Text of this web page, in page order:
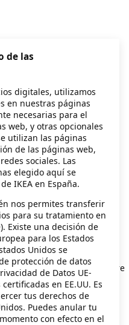
has occurred
the browser console for more
.
de las
digitales, utilizamos
en nuestras páginas
necesarias para el
web, y otras opcionales
utilizan las páginas
de las páginas web,
sociales. Las
elegido aquí se
IKEA en España.
nos permites transferir
para su tratamiento en
Existe una decisión de
para los Estados
Unidos se
protección de datos
de Datos UE-
en EE.UU. Es
tus derechos de
Puedes anular tu
con efecto en el